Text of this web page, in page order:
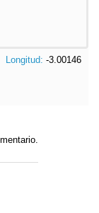
Longitud: -3.00146